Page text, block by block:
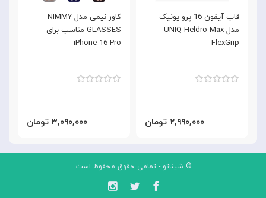
کاور نیمی مدل NIMMY
GLASSES مناسب برای
iPhone 16 Pro
۳,۰۹۰,۰۰۰ تومان
قاب آیفون 16 پرو یونیک
مدل UNIQ Heldro Max
FlexGrip
۲,۹۹۰,۰۰۰ تومان
© شیناتو - تمامی حقوق محفوظ است.